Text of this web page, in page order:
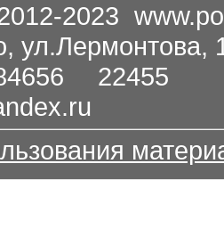
2023
ул.Лермонтова,